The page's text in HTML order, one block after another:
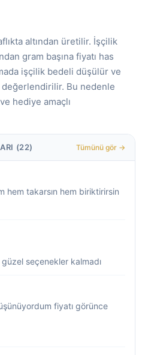
altından üretilir. İşçilik
gram başına fiyatı has
işçilik bedeli düşülür ve
değerlendirilir. Bu nedenle
hediye amaçlı
(22) Tümünü gör →
hem takarsın hem biriktirirsin
seçenekler kalmadı
fiyatı görünce